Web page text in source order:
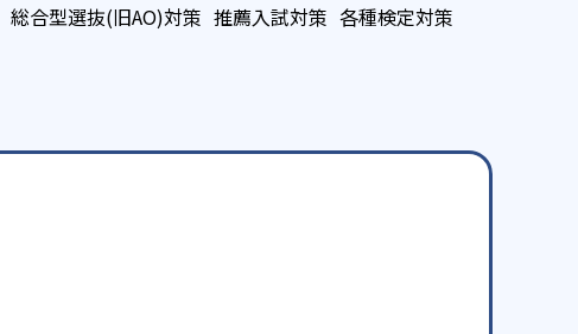
総合型選抜(旧AO)対策 推薦入試対策 各種検定対策